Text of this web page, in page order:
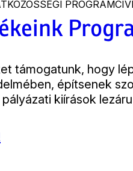
KÖZÖSSÉGI PROGRAM
támogatunk, hogy
építsenek
kiírások